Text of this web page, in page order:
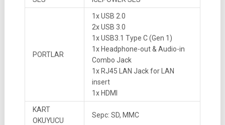
PORTLAR
1x USB 2.0
2x USB 3.0
1x USB3.1 Type C (Gen 1)
1x Headphone-out & Audio-in
Combo Jack
1x RJ45 LAN Jack for LAN
insert
1x HDMI
KART
OKUYUCU
Sepc: SD, MMC